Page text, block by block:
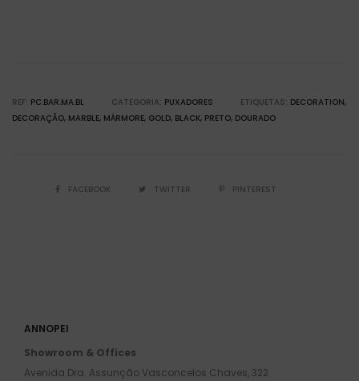
REF: PC.BAR.MA.BL CATEGORIA: PUXADORES ETIQUETAS: DECORATION
DECORAÇÃO MARBLE MÁRMORE GOLD BLACK PRETO DOURADO
FACEBOOK TWITTER PINTEREST
ANNOPEI
Showroom & Offices
Avenida Dra. Assunção Vasconcelos Chaves, 322